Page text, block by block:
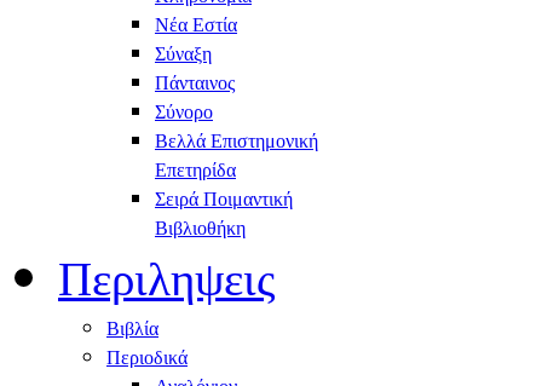
Νέα Εστία
Σύναξη
Πάνταινος
Σύνορο
Βελλά Επιστημονική
Επετηρίδα
Σειρά Ποιμαντική
Βιβλιοθήκη
Περιληψεις
Βιβλία
Περιοδικά